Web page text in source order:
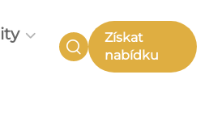
Získat
nabídku